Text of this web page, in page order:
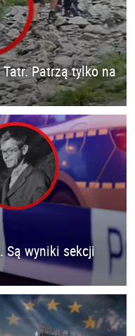
Tatr. Patrzą tylko na
Są wyniki sekcji